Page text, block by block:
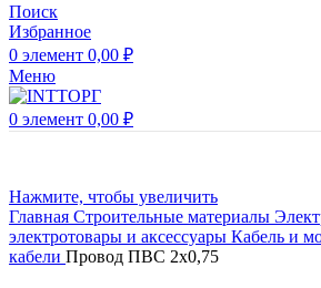
Поиск
Избранное
0 элемент 0,00 ₽
Меню
0 элемент 0,00 ₽
Нажмите, чтобы увеличить
Главная Строительные материалы
электротовары и аксессуары Кабель и
кабели Провод ПВС 2х0,75